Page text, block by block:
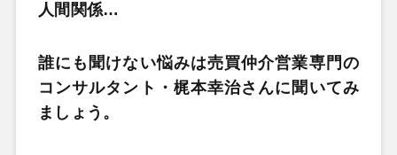
人間関係…
誰にも聞けない悩みは売買仲介営業専門の
コンサルタント・梶本幸治さんに聞いてみ
ましょう。